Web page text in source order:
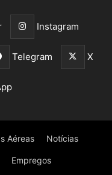
Instagram
Telegram X
Aéreas Notícias
Empregos